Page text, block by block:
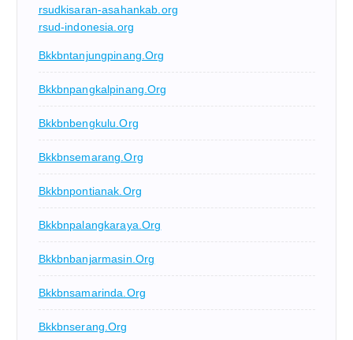
rsudkisaran-asahankab.org
rsud-indonesia.org
Bkkbntanjungpinang.org
Bkkbnpangkalpinang.org
Bkkbnbengkulu.org
Bkkbnsemarang.org
Bkkbnpontianak.org
Bkkbnpalangkaraya.org
Bkkbnbanjarmasin.org
Bkkbnsamarinda.org
Bkkbnserang.org